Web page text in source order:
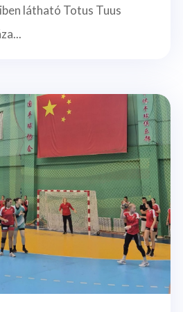
látható Totus Tuus